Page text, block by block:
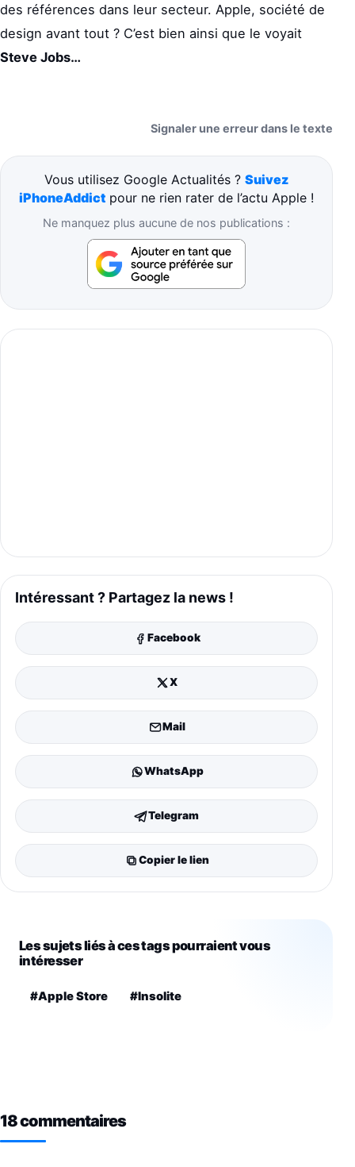
des références dans leur secteur. Apple, société de
design avant tout ? C’est bien ainsi que le voyait
Steve Jobs…
Signaler une erreur dans le texte
Vous utilisez Google Actualités ? Suivez
iPhoneAddict pour ne rien rater de l’actu Apple !
Ne manquez plus aucune de nos publications :
Intéressant ? Partagez la news !
Facebook
X
Mail
WhatsApp
Telegram
Copier le lien
Les sujets liés à ces tags pourraient vous
intéresser
#Apple Store #Insolite
18 commentaires